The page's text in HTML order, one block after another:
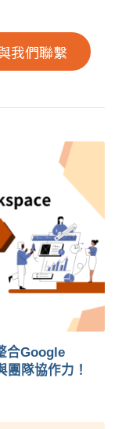
我們聯繫
合Google
隊協作力！